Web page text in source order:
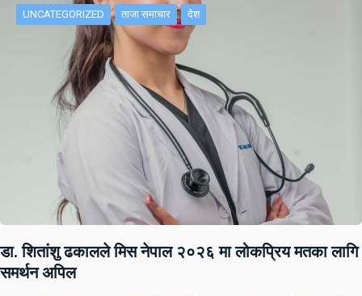
UNCATEGORIZED ताजा समाचार देश
डा. शितांशु ढकालले मिस नेपाल २०२६ मा लोकप्रिय मतका लागि
समर्थन अपिल